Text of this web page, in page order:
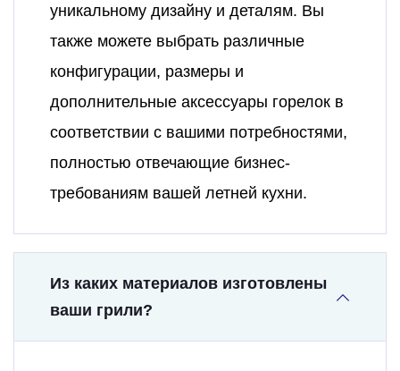
уникальному дизайну и деталям. Вы
также можете выбрать различные
конфигурации, размеры и
дополнительные аксессуары горелок в
соответствии с вашими потребностями,
полностью отвечающие бизнес-
требованиям вашей летней кухни.
Из каких материалов изготовлены
ваши грили?